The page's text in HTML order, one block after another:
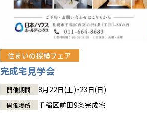
住まいの探検フェア
完成宅見学会
開催期間 8月22日(土)・23日(日)
開催場所 手稲区前田9条完成宅